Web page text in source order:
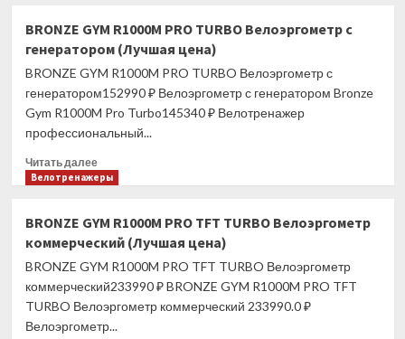
тренажер
NordicTrack
Commercial
C12.9
цена)
BRONZE GYM R1000M PRO TURBO Велоэргометр с
генератором (Лучшая цена)
BRONZE GYM R1000M PRO TURBO Велоэргометр с
генератором152990 ₽ Велоэргометр с генератором Bronze
Gym R1000M Pro Turbo145340 ₽ Велотренажер
профессиональный...
Читать далееПрочитать
больше
GYM
R1000M
PRO
TURBO
с
генератором
Велотренажеры
BRONZE GYM R1000M PRO TFT TURBO Велоэргометр
коммерческий (Лучшая цена)
BRONZE GYM R1000M PRO TFT TURBO Велоэргометр
коммерческий233990 ₽ BRONZE GYM R1000M PRO TFT
TURBO Велоэргометр коммерческий 233990.0 ₽
Велоэргометр...